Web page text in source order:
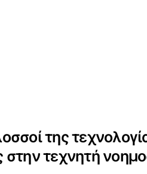
της
στην τεχνητή